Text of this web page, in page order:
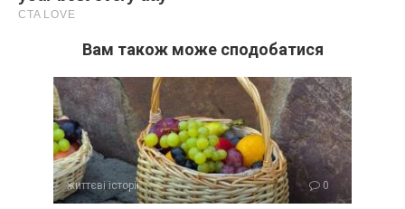
Вам також може сподобатися
життєві історії 0